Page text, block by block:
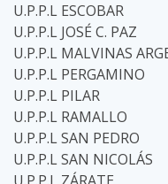
U.P.P.L ESCOBAR
U.P.P.L JOSÉ C. PAZ
U.P.P.L MALVINAS
U.P.P.L PERGAMINO
U.P.P.L PILAR
U.P.P.L RAMALLO
U.P.P.L SAN PEDRO
U.P.P.L SAN NICOLÁS